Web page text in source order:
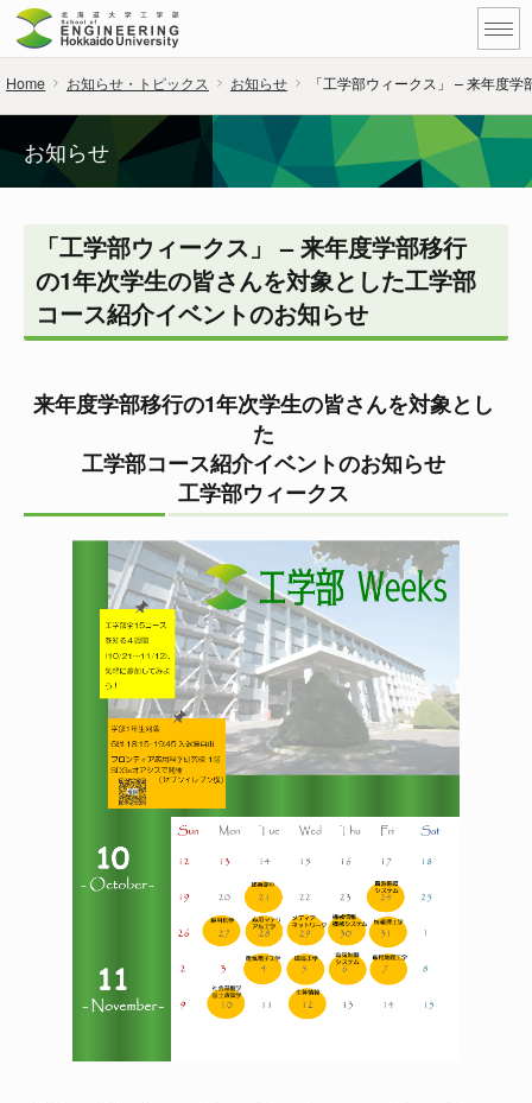
Home お知らせ・トピックス お知らせ 「工学部ウィークス」 – 来年度
お知らせ
「工学部ウィークス」 – 来年度学部移行
の1年次学生の皆さんを対象とした工学部
コース紹介イベントのお知らせ
来年度学部移行の1年次学生の皆さんを対象とし
た
工学部コース紹介イベントのお知らせ
工学部ウィークス